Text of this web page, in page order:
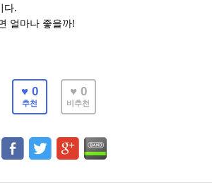
다.
얼마나 좋을까!
♥ 0
추천
♥ 0
비추천